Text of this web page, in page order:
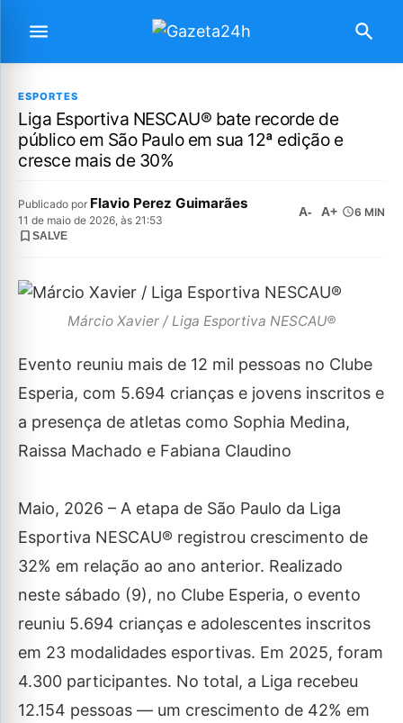
ESPORTES
Liga Esportiva NESCAU® bate recorde de
público em São Paulo em sua 12ª edição e
cresce mais de 30%
Publicado por Flavio Perez Guimarães
11 de maio de 2026, às 21:53
A- A+ 6 MIN
SALVE
Márcio Xavier / Liga Esportiva NESCAU®
Evento reuniu mais de 12 mil pessoas no Clube
Esperia, com 5.694 crianças e jovens inscritos e
a presença de atletas como Sophia Medina,
Raissa Machado e Fabiana Claudino
Maio, 2026 – A etapa de São Paulo da Liga
Esportiva NESCAU® registrou crescimento de
32% em relação ao ano anterior. Realizado
neste sábado (9), no Clube Esperia, o evento
reuniu 5.694 crianças e adolescentes inscritos
em 23 modalidades esportivas. Em 2025, foram
4.300 participantes. No total, a Liga recebeu
12.154 pessoas — um crescimento de 42% em